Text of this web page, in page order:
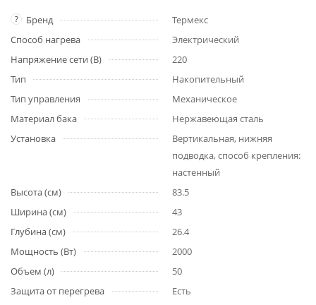
? Бренд
Термекс
Способ нагрева
Электрический
Напряжение сети (В)
220
Тип
Накопительный
Тип управления
Механическое
Материал бака
Нержавеющая сталь
Установка
Вертикальная, нижняя
подводка, способ крепления:
настенный
Высота (см)
83.5
Ширина (см)
43
Глубина (см)
26.4
Мощность (Вт)
2000
Объем (л)
50
Защита от перегрева
Есть